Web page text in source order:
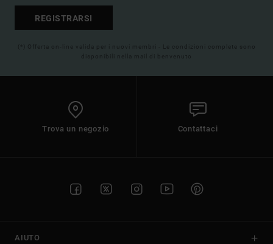
REGISTRARSI
(*) Offerta on-line valida per i nuovi membri - Le condizioni complete sono
disponibili nella mail di benvenuto
Trova un negozio Contattaci
AIUTO